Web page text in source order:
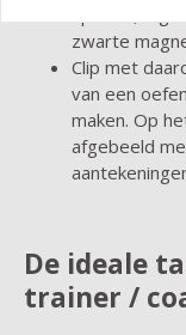
zwarte
Clip met
van een
maken. Op
afgebeeld
De ideale
trainer /